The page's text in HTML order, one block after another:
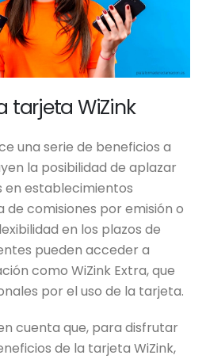
tarjeta WiZink
una serie de beneficios a
la posibilidad de aplazar
en establecimientos
de comisiones por emisión o
en los plazos de
pueden acceder a
como WiZink Extra, que
por el uso de la tarjeta.
cuenta que, para disfrutar
de la tarjeta WiZink,